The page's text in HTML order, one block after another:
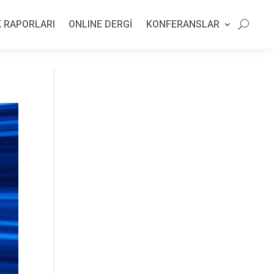
ONLINE DERGİ KONFERANSLAR